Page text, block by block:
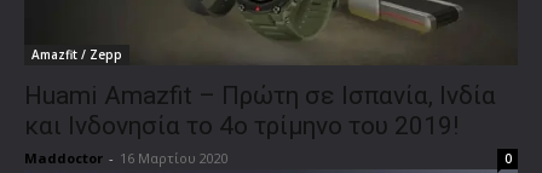
Amazfit / Zepp
Huami Amazfit – Πρώτη σε Ισπανία, Ινδία
και Ινδονησία το 4ο τρίμηνο του 2019!
Maddoctor - 16 Μαρτίου 2020 0